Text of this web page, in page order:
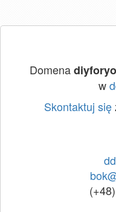
Domena
w
Skontaktuj się